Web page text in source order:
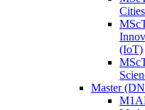
(IoT)
Master